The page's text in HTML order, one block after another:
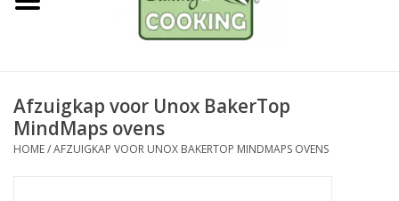
Chocolade & ijsbereiding
Hygiëne & opslag
Afzuigkap voor Unox BakerTop
MindMaps ovens
HOME/AFZUIGKAP VOOR UNOX BAKERTOP MINDMAPS OVENS